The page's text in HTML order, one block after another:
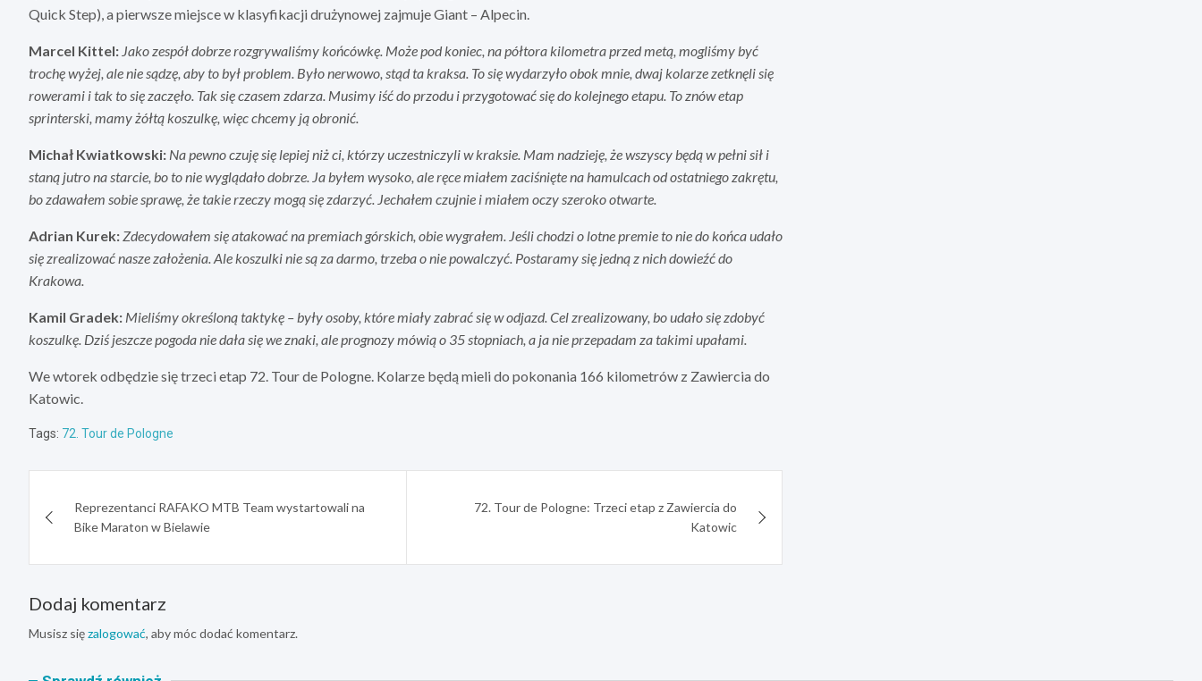
Quick Step), a pierwsze miejsce w klasyfikacji drużynowej zajmuje Giant – Alpecin.
Marcel Kittel: Jako zespół dobrze rozgrywaliśmy końcówkę. Może pod koniec, na półtora kilometra przed metą, mogliśmy być
trochę wyżej, ale nie sądzę, aby to był problem. Było nerwowo, stąd ta kraksa. To się wydarzyło obok mnie, dwaj kolarze zetknęli się
rowerami i tak to się zaczęło. Tak się czasem zdarza. Musimy iść do przodu i przygotować się do kolejnego etapu. To znów etap
sprinterski, mamy żółtą koszulkę, więc chcemy ją obronić.
Michał Kwiatkowski: Na pewno czuję się lepiej niż ci, którzy uczestniczyli w kraksie. Mam nadzieję, że wszyscy będą w pełni sił i
staną jutro na starcie, bo to nie wyglądało dobrze. Ja byłem wysoko, ale ręce miałem zaciśnięte na hamulcach od ostatniego zakrętu,
bo zdawałem sobie sprawę, że takie rzeczy mogą się zdarzyć. Jechałem czujnie i miałem oczy szeroko otwarte.
Adrian Kurek:Zdecydowałem się atakować na premiach górskich, obie wygrałem. Jeśli chodzi o lotne premie to nie do końca udało
się zrealizować nasze założenia. Ale koszulki nie są za darmo, trzeba o nie powalczyć. Postaramy się jedną z nich dowieźć do
Krakowa.
Kamil Gradek: Mieliśmy określoną taktykę – były osoby, które miały zabrać się w odjazd. Cel zrealizowany, bo udało się zdobyć
koszulkę. Dziś jeszcze pogoda nie dała się we znaki, ale prognozy mówią o 35 stopniach, a ja nie przepadam za takimi upałami.
We wtorek odbędzie się trzeci etap 72. Tour de Pologne. Kolarze będą mieli do pokonania 166 kilometrów z Zawiercia do
Katowic.
Tags: 72. Tour de Pologne
wpisuReprezentanci RAFAKO MTB Team wystartowali na
Bike Maraton w Bielawie
72. Tour de Pologne: Trzeci etap z Zawiercia do
Katowic
Dodaj komentarz
Musisz sięzalogować, aby móc dodać komentarz.